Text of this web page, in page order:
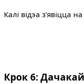
Калі відэа з'явіцца
Крок 6: